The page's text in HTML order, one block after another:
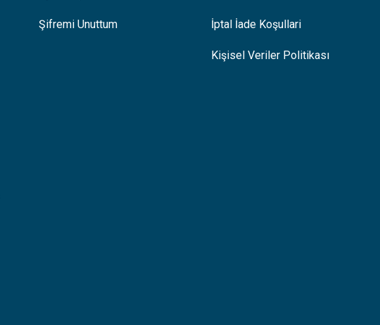
Şifremi Unuttum İptal İade Koşullari
Kişisel Veriler Politikası